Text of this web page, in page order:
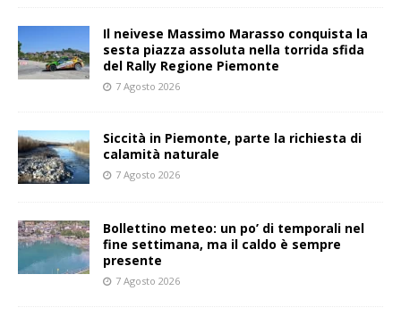
Il neivese Massimo Marasso conquista la
sesta piazza assoluta nella torrida sfida
del Rally Regione Piemonte
7 Agosto 2026
Siccità in Piemonte, parte la richiesta di
calamità naturale
7 Agosto 2026
Bollettino meteo: un po’ di temporali nel
fine settimana, ma il caldo è sempre
presente
7 Agosto 2026